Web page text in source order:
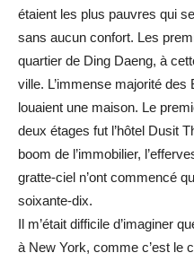
étaient les plus pauvres qui
sans aucun confort. Les
quartier de Ding Daeng, à
ville. L’immense majorité
louaient une maison. Le
deux étages fut l’hôtel Dusit
boom de l’immobilier,
gratte-ciel n’ont commencé
soixante-dix.
Il m’était difficile d’imaginer
à New York, comme c’est le